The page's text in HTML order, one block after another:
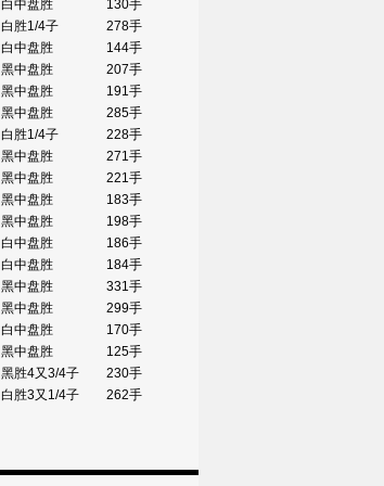
白中盘胜
130手
白胜1/4子
278手
白中盘胜
144手
黑中盘胜
207手
黑中盘胜
191手
黑中盘胜
285手
白胜1/4子
228手
黑中盘胜
271手
黑中盘胜
221手
黑中盘胜
183手
黑中盘胜
198手
白中盘胜
186手
白中盘胜
184手
黑中盘胜
331手
黑中盘胜
299手
白中盘胜
170手
黑中盘胜
125手
黑胜4又3/4子
230手
白胜3又1/4子
262手